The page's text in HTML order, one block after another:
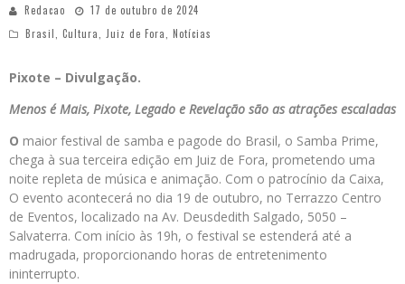
Redacao
17 de outubro de 2024
Brasil, Cultura, Juiz de Fora, Notícias
Pixote – Divulgação.
Menos é Mais, Pixote, Legado e Revelação são as atrações escaladas
O maior festival de samba e pagode do Brasil, o Samba Prime,
chega à sua terceira edição em Juiz de Fora, prometendo uma
noite repleta de música e animação. Com o patrocínio da Caixa,
O evento acontecerá no dia 19 de outubro, no Terrazzo Centro
de Eventos, localizado na Av. Deusdedith Salgado, 5050 –
Salvaterra. Com início às 19h, o festival se estenderá até a
madrugada, proporcionando horas de entretenimento
ininterrupto.